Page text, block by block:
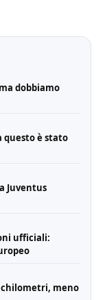
dobbiamo
questo è stato
Juventus
ufficiali:
chilometri, meno